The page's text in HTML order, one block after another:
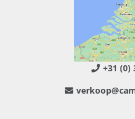
+31 (0)